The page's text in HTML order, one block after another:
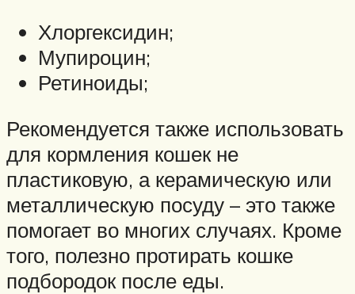
Хлоргексидин;
Мупироцин;
Ретиноиды;
Рекомендуется также использовать
для кормления кошек не
пластиковую, а керамическую или
металлическую посуду – это также
помогает во многих случаях. Кроме
того, полезно протирать кошке
подбородок после еды.